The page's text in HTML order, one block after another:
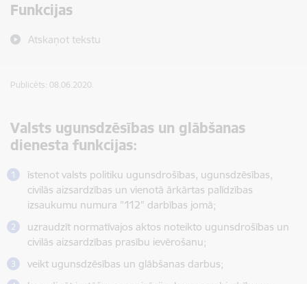
Funkcijas
Atskaņot tekstu
Publicēts: 08.06.2020.
Valsts ugunsdzēsības un glābšanas
dienesta funkcijas:
īstenot valsts politiku ugunsdrošības, ugunsdzēsības,
civilās aizsardzības un vienotā ārkārtas palīdzības
izsaukumu numura "112" darbības jomā;
uzraudzīt normatīvajos aktos noteikto ugunsdrošības un
civilās aizsardzības prasību ievērošanu;
veikt ugunsdzēsības un glābšanas darbus;